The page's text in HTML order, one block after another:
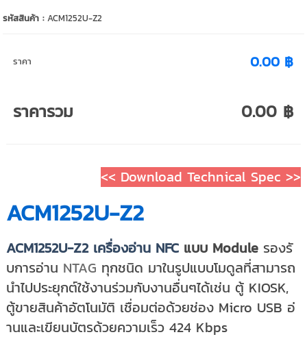
รหัสสินค้า :ACM1252U-Z2
ราคา 0.00 ฿
ราคารวม 0.00 ฿
<< Download Technical Spec >>
ACM1252U-Z2
ACM1252U-Z2 เครื่องอ่าน NFC แบบ Module รองรั
บการอ่าน NTAG ทุกชนิด มาในรูปแบบโมดูลที่สามารถ
นำไปประยุกต์ใช้งานร่วมกับงานอื่นๆได้เช่น ตู้ KIOSK,
ตู้ขายสินค้าอัตโนมัติ เชื่อมต่อด้วยช่อง Micro USB อ่
านและเขียนบัตรด้วยความเร็ว 424 Kbps